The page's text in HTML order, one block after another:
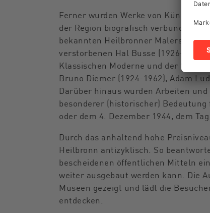
Ferner wurden Werke von
der Region biografisch verbunden
bekannten Heilbronner Malers Karl
verstorbenen Hal Busse (1926-
Klassischen Moderne und der
Bruno Diemer (1924-1962), Adam
Darüber hinaus wurden Arbeiten
besonderer (historischer)
oder dem 4. Dezember 1944, dem
Durch das anhaltend hohe
Heilbronn antizyklisch. So
bescheidenen öffentlichen Mitteln
weiter ausgebaut werden kann. Die
Museen gezeigt und lädt die
entdecken.